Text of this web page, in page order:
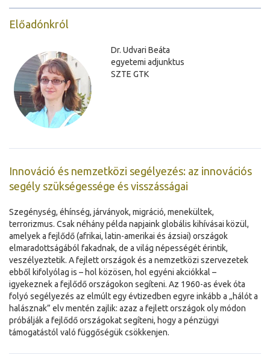
Előadónkról
Dr. Udvari Beáta
egyetemi adjunktus
SZTE GTK
Innováció és nemzetközi segélyezés: az innovációs
segély szükségessége és visszásságai
Szegénység, éhínség, járványok, migráció, menekültek,
terrorizmus. Csak néhány példa napjaink globális kihívásai közül,
amelyek a fejlődő (afrikai, latin-amerikai és ázsiai) országok
elmaradottságából fakadnak, de a világ népességét érintik,
veszélyeztetik. A fejlett országok és a nemzetközi szervezetek
ebből kifolyólag is – hol közösen, hol egyéni akciókkal –
igyekeznek a fejlődő országokon segíteni. Az 1960-as évek óta
folyó segélyezés az elmúlt egy évtizedben egyre inkább a „hálót a
halásznak” elv mentén zajlik: azaz a fejlett országok oly módon
próbálják a fejlődő országokat segíteni, hogy a pénzügyi
támogatástól való függőségük csökkenjen.